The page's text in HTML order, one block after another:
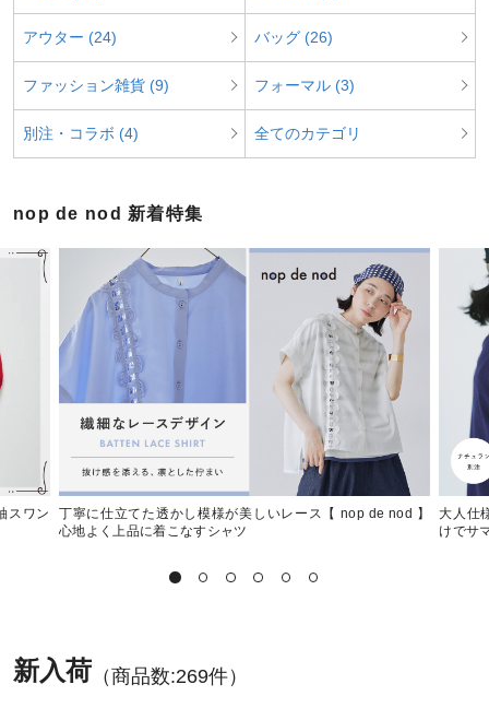
アウター (24) バッグ (26)
ファッション雑貨 (9) フォーマル (3)
別注・コラボ (4) 全てのカテゴリ
nop de nod 新着特集
スワン
丁寧に仕立てた透かし模様が美しいレース【 nop de nod 】
心地よく上品に着こなすシャツ
大人仕
けでサ
新入荷 （商品数:269件）